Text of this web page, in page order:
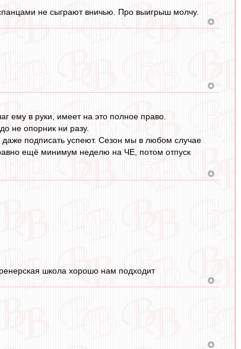
не сыграют вничью. Про выигрыш молчу.
ему в руки, имеет на это полное право.
не опорник ни разу.
подписать успеют. Сезон мы в любом случае
ещё минимум неделю на ЧЕ, потом отпуск
школа хорошо нам подходит